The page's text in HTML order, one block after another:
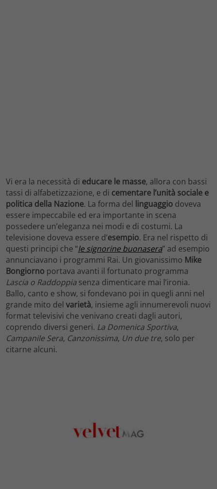
Vi era la necessità di educare le masse, allora con bassi
tassi di alfabetizzazione, e di cementare l’unità sociale e
politica della Nazione. La forma del linguaggio doveva
essere impeccabile ed era importante in scena
possedere un’eleganza nei modi e di costumi. La
televisione doveva essere d’esempio. Era nel rispetto di
questi principi che “le signorine buonasera” ad esempio
annunciavano i programmi Rai. Un giovanissimo Mike
Bongiorno portava avanti il fortunato programma
Lascia o Raddoppia senza dimenticare mai l’ironia.
Ballo, canto e show, si fondevano poi in quegli anni nel
grande mito del varietà, insieme agli innumerevoli nuovi
format televisivi che venivano creati dagli autori,
coprendo diversi generi. La Domenica Sportiva,
Campanile Sera, Canzonissima, Un due tre, solo per
citarne alcuni.